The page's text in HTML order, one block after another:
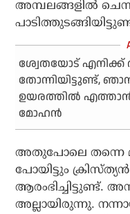
അമ്പലങ്ങളില്‍
ശ്വേതയോട്
തോന്നിയിട്ടുണ്ട്,
ഉയരത്തില്‍
മോഹന്‍
അതുപോലെ തന്നെ
പോയിട്ടും
ആരംഭിച്ചിട്ടുണ്ട്.
അല്ലായിരുന്നു.